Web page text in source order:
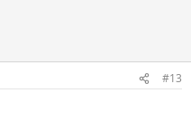
#13